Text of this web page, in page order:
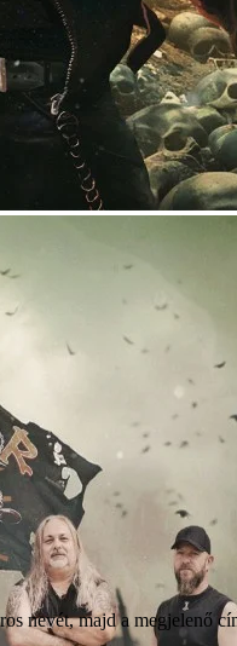
nevét, majd a megjelenő